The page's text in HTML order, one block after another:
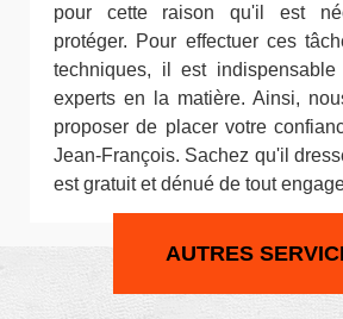
pour cette raison qu'il est
protéger. Pour effectuer ces
techniques, il est
experts en la matière. Ainsi,
proposer de placer votre
Jean-François. Sachez qu'il
est gratuit et dénué de tout
AUTRES